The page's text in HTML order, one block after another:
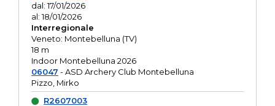
dal: 17/01/2026
al: 18/01/2026
Interregionale
Veneto: Montebelluna (TV)
18 m
Indoor Montebelluna 2026
06047 - ASD Archery Club Montebelluna
Pizzo, Mirko
R2607003